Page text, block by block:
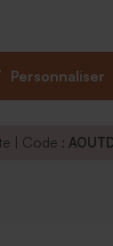
déposer ce
ligne avec le
plusieurs
Personnaliser
| Code :